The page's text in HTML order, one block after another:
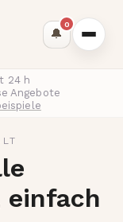
🔔
0
24 h
Angebote
einfach